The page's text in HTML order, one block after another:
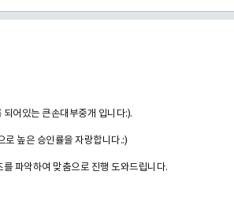
어있는 큰손대부중개 입니다:).
로 높은 승인률을 자랑합니다.:)
파악하여 맞춤으로 진행 도와드립니다.